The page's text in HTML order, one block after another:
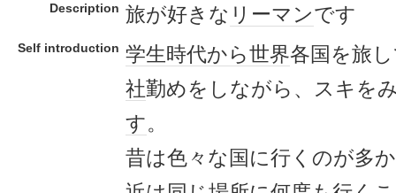
Description 旅が好きな リーマンです
Self introduction 学生時代から世界各国を旅
社勤めをしながら、スキを
す。
昔は色々な国に行くのが多